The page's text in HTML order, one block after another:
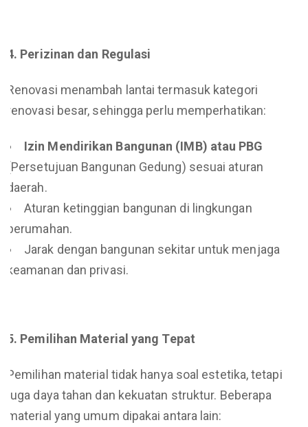
4. Perizinan dan Regulasi
Renovasi menambah lantai termasuk kategori
renovasi besar, sehingga perlu memperhatikan:
Izin Mendirikan Bangunan (IMB) atau PBG
(Persetujuan Bangunan Gedung) sesuai aturan
daerah.
Aturan ketinggian bangunan di lingkungan
perumahan.
Jarak dengan bangunan sekitar untuk menjaga
keamanan dan privasi.
5. Pemilihan Material yang Tepat
Pemilihan material tidak hanya soal estetika, tetapi
juga daya tahan dan kekuatan struktur. Beberapa
material yang umum dipakai antara lain: